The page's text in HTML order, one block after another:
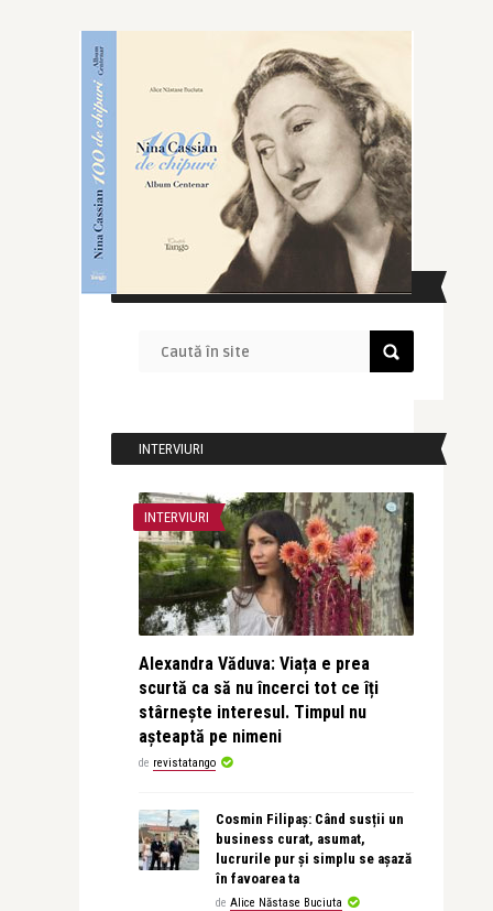
CAUTĂ ÎN SITE
INTERVIURI
INTERVIURI
Alexandra Văduva: Viața e prea
scurtă ca să nu încerci tot ce îți
stârnește interesul. Timpul nu
așteaptă pe nimeni
de revistatango
Cosmin Filipaș: Când susții un
business curat, asumat,
lucrurile pur și simplu se așază
în favoarea ta
de Alice Năstase Buciuta